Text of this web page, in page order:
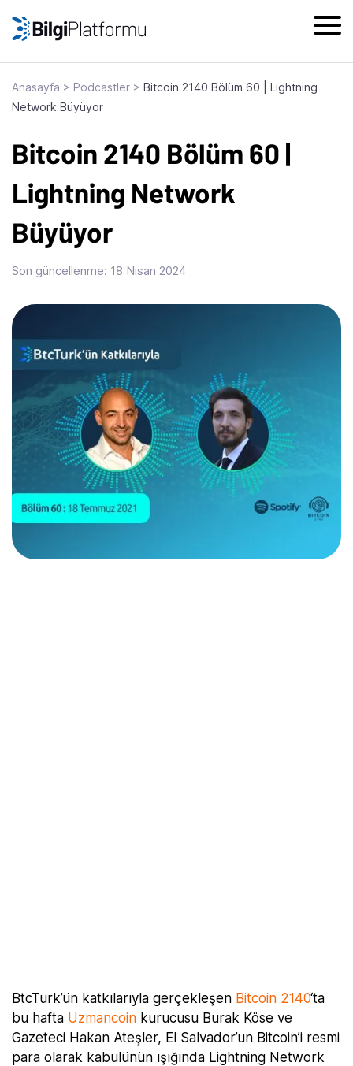
Anasayfa > Podcastler > Bitcoin 2140 Bölüm 60 | Lightning
Network Büyüyor
Bitcoin 2140 Bölüm 60 |
Lightning Network
Büyüyor
Son güncellenme: 18 Nisan 2024
BtcTurk’ün katkılarıyla gerçekleşen Bitcoin 2140‘ta
bu hafta Uzmancoin kurucusu Burak Köse ve
Gazeteci Hakan Ateşler, El Salvador’un Bitcoin’i resmi
para olarak kabulünün ışığında Lightning Network